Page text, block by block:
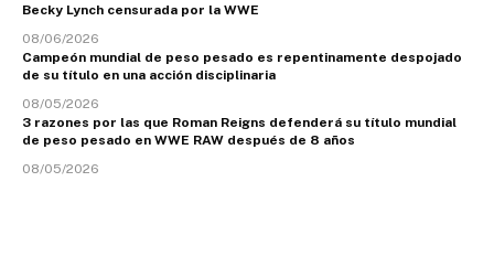
Becky Lynch censurada por la WWE
08/06/2026
Campeón mundial de peso pesado es repentinamente despojado
de su título en una acción disciplinaria
08/05/2026
3 razones por las que Roman Reigns defenderá su título mundial
de peso pesado en WWE RAW después de 8 años
08/05/2026